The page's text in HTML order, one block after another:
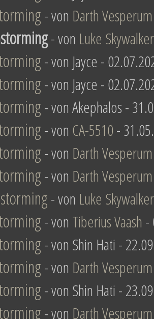
- von Darth Vesperum
- von Luke Skywalker
- von Jayce -
- von Jayce -
- von Akephalos -
- von CA-5510-
- von Darth Vesperum
- von Darth Vesperum
- von Luke Skywalker
- von Tiberius Vaash -
- von Shin Hati -
- von Darth Vesperum
- von Shin Hati -
- von Darth Vesperum